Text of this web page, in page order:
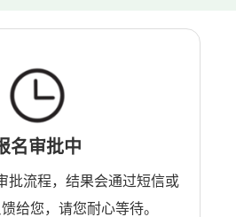
名审批中
批流程，结果会通过短信或
给您，请您耐心等待。